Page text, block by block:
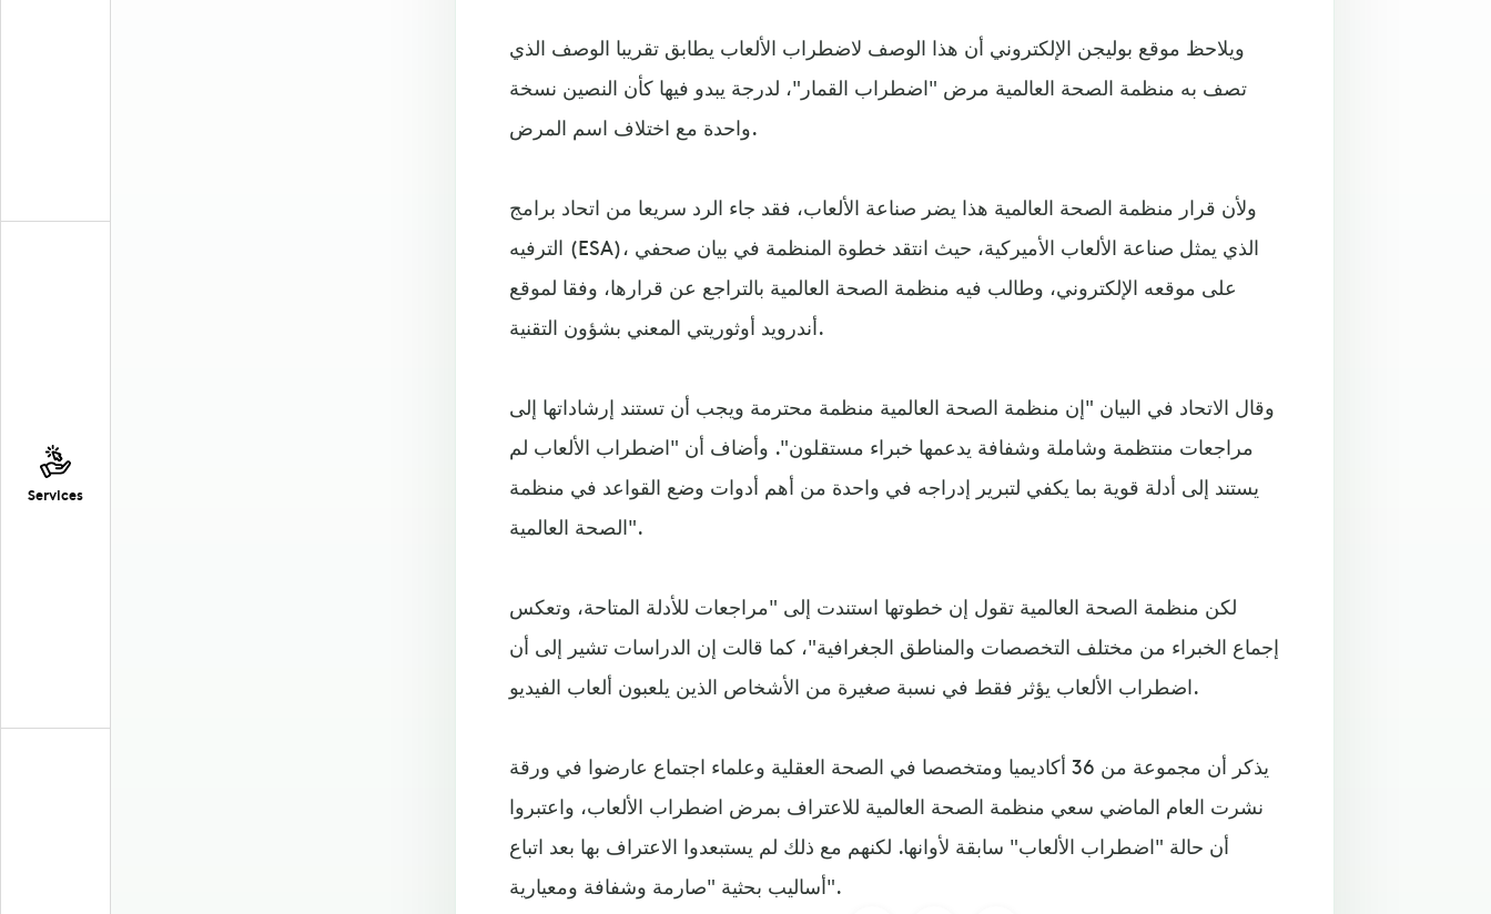
Services
ويلاحظ موقع بوليجن الإلكتروني أن هذا الوصف لاضطراب الألعاب يطابق تقريبا الوصف الذي
تصف به منظمة الصحة العالمية مرض "اضطراب القمار"، لدرجة يبدو فيها كأن النصين نسخة
واحدة مع اختلاف اسم المرض.
ولأن قرار منظمة الصحة العالمية هذا يضر صناعة الألعاب، فقد جاء الرد سريعا من اتحاد برامج
الترفيه (ESA)، الذي يمثل صناعة الألعاب الأميركية، حيث انتقد خطوة المنظمة في بيان صحفي
على موقعه الإلكتروني، وطالب فيه منظمة الصحة العالمية بالتراجع عن قرارها، وفقا لموقع
أندرويد أوثوريتي المعني بشؤون التقنية.
وقال الاتحاد في البيان "إن منظمة الصحة العالمية منظمة محترمة ويجب أن تستند إرشاداتها إلى
مراجعات منتظمة وشاملة وشفافة يدعمها خبراء مستقلون". وأضاف أن "اضطراب الألعاب لم
يستند إلى أدلة قوية بما يكفي لتبرير إدراجه في واحدة من أهم أدوات وضع القواعد في منظمة
الصحة العالمية".
لكن منظمة الصحة العالمية تقول إن خطوتها استندت إلى "مراجعات للأدلة المتاحة، وتعكس
إجماع الخبراء من مختلف التخصصات والمناطق الجغرافية"، كما قالت إن الدراسات تشير إلى أن
اضطراب الألعاب يؤثر فقط في نسبة صغيرة من الأشخاص الذين يلعبون ألعاب الفيديو.
يذكر أن مجموعة من 36 أكاديميا ومتخصصا في الصحة العقلية وعلماء اجتماع عارضوا في ورقة
نشرت العام الماضي سعي منظمة الصحة العالمية للاعتراف بمرض اضطراب الألعاب، واعتبروا
أن حالة "اضطراب الألعاب" سابقة لأوانها. لكنهم مع ذلك لم يستبعدوا الاعتراف بها بعد اتباع
أساليب بحثية "صارمة وشفافة ومعيارية".